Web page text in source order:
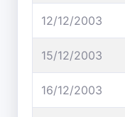
12/12/2003
15/12/2003
16/12/2003